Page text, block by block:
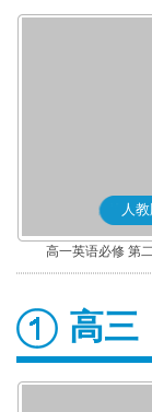
人
高一英语必修 第
高三